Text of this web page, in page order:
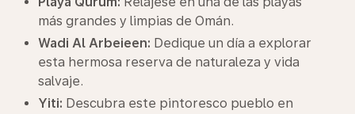
más grandes y limpias de Omán.
Wadi Al Arbeieen: Dedique un día a explorar
esta hermosa reserva de naturaleza y vida
salvaje.
Yiti: Descubra este pintoresco pueblo en